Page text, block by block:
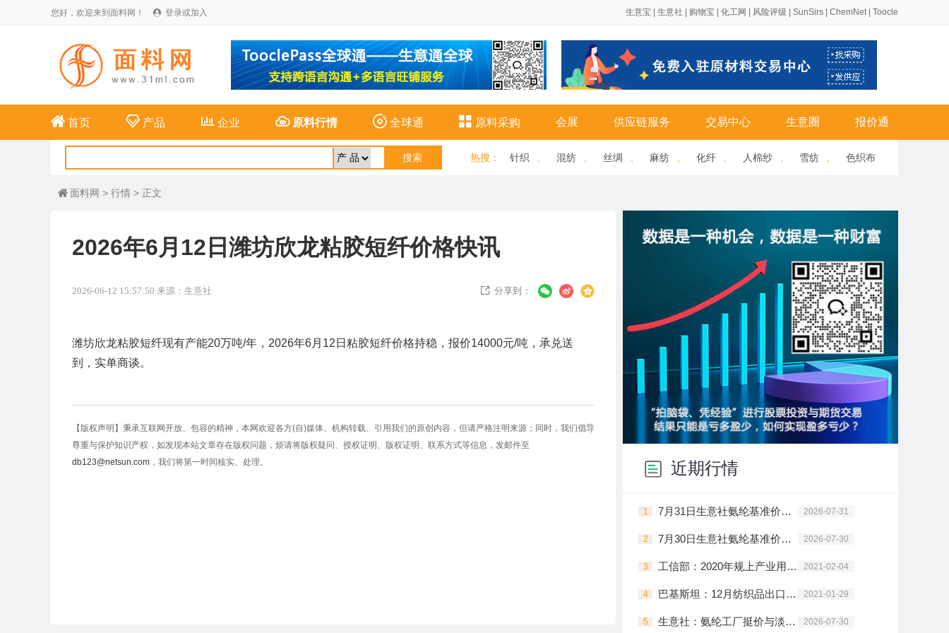
您好，欢迎来到面料网！  登录或加入 生意宝 生意社 购物宝 化工网 风险评级 SunSirs ChemNet| Toocle
 首页 产品 企业 原料行情 全球通  原料采购 会展 供应链服务 交易中心 生意圈 报价通
热搜 ： 针织 混纺 丝绸 麻纺 化纤 人棉纱 雪纺 色织布
 面料网 > 行情 > 正文
2026年6月12日潍坊欣龙粘胶短纤价格快讯
2026-06-12 15:57:50 来源：生意社  分享到：
潍坊欣龙粘胶短纤现有产能20万吨/年，2026年6月12日粘胶短纤价格持稳，报价14000元/吨，承兑送
到，实单商谈。
【版权声明】秉承互联网开放、包容的精神，本网欢迎各方(自)媒体、机构转载、引用我们的原创内容，但请严格注明来源；同时，我们倡导
尊重与保护知识产权，如发现本站文章存在版权问题，烦请将版权疑问、授权证明、版权证明、联系方式等信息，发邮件至
db123@netsun.com ，我们将第一时间核实、处理。 近期行情
1 7月31日生意社氨纶基准价为29666.67元/吨 2026-07-31
2 7月30日生意社氨纶基准价为29666.67元/吨 2026-07-30
3 工信部：2020年规上产业用纺织品企业利润同比增203.2% 2021-02-04
4 巴基斯坦：12月纺织品出口劲增 棉花需求旺盛 2021-01-29
5 生意社：氨纶工厂挺价与淡季博弈 7月市场陷入僵持 2026-07-30